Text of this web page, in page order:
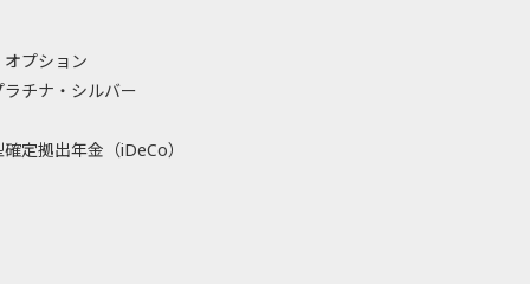
プション
ラチナ・シルバー
定拠出年金（iDeCo）